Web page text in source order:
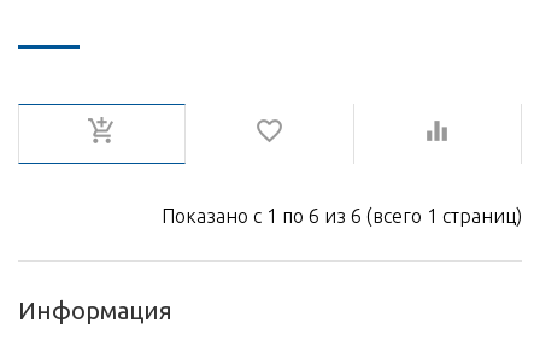
Показано с 1 по 6 из 6 (всего 1 страниц)
Информация